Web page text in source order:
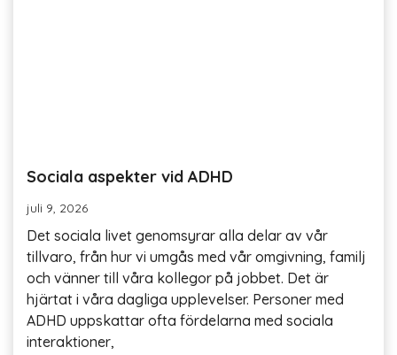
Sociala aspekter vid ADHD
juli 9, 2026
Det sociala livet genomsyrar alla delar av vår
tillvaro, från hur vi umgås med vår omgivning, familj
och vänner till våra kollegor på jobbet. Det är
hjärtat i våra dagliga upplevelser. Personer med
ADHD uppskattar ofta fördelarna med sociala
interaktioner,